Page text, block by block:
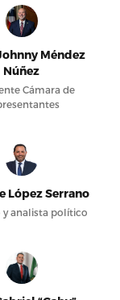
Méndez
Núñez
Cámara de
López Serrano
y analista político